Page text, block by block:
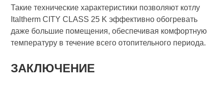
Такие технические характеристики позволяют котлу
Italtherm CITY CLASS 25 K эффективно обогревать
даже большие помещения, обеспечивая комфортную
температуру в течение всего отопительного периода.
ЗАКЛЮЧЕНИЕ